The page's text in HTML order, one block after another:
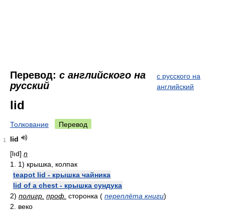
Перевод: с английского на
русский
с русского на
английский
lid
Толкование Перевод
1
lid
[lıd] n
1. 1) крышка, колпак
teapot lid - крышка чайника
lid of a chest - крышка сундука
2) полигр. проф. сторонка ( переплёта книги)
2. веко